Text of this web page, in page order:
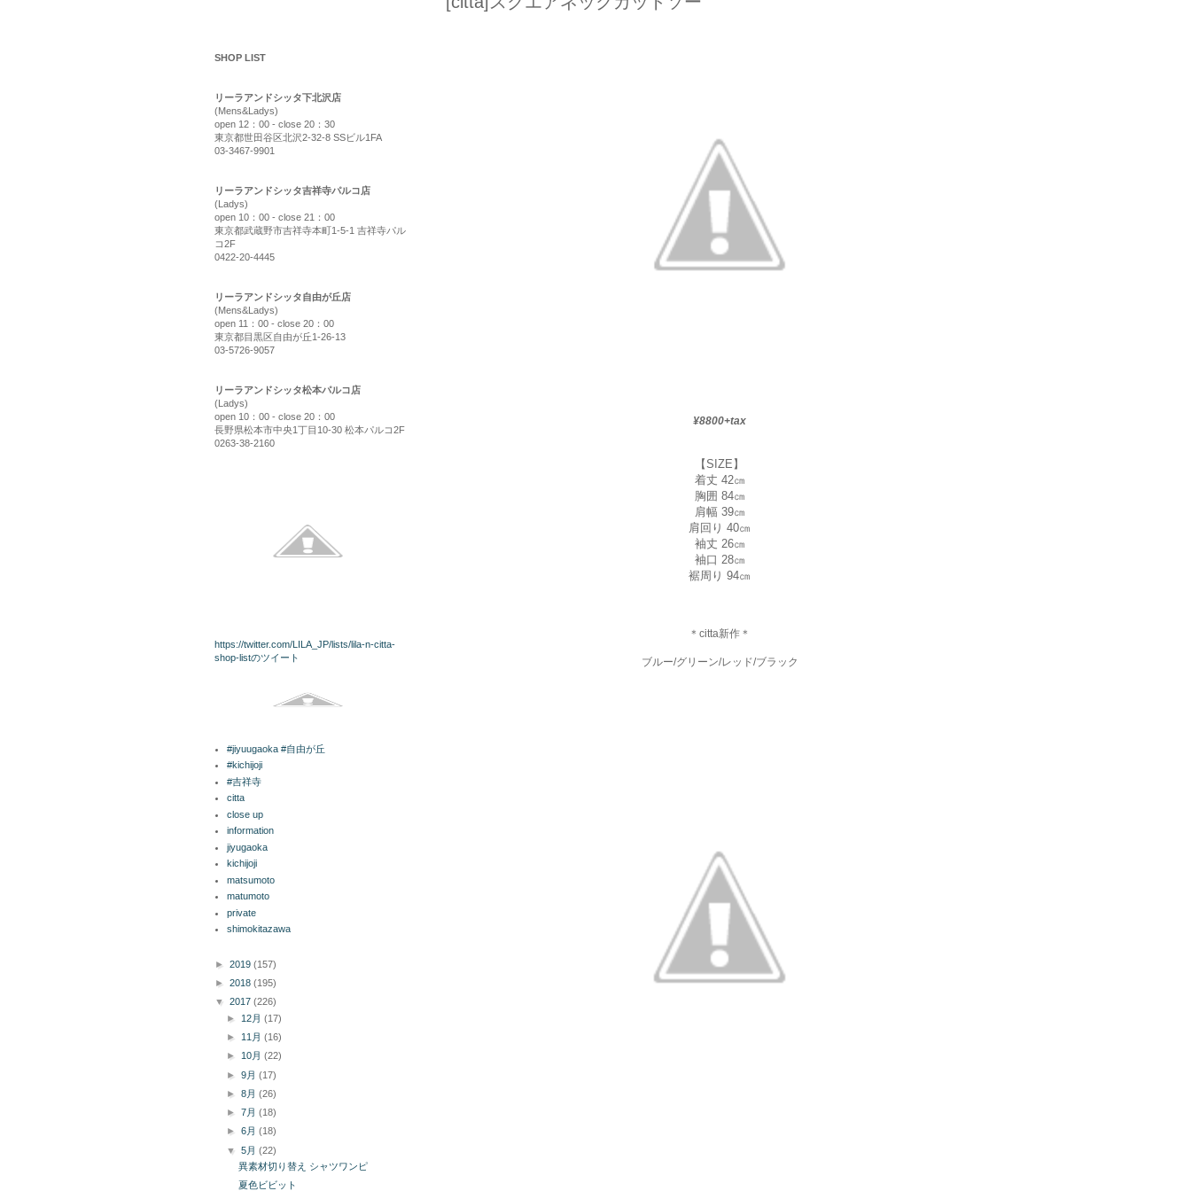
¥8800+tax
【SIZE】
着丈 42㎝
胸囲 84㎝
肩幅 39㎝
肩回り 40㎝
袖丈 26㎝
袖口 28㎝
裾周り 94㎝
＊citta新作＊
ブルー/グリーン/レッド/ブラック
SHOP LIST
リーラアンドシッタ下北沢店
(Mens&Ladys)
open 12：00 - close 20：30
東京都世田谷区北沢2-32-8 SSビル1FA
03-3467-9901
リーラアンドシッタ吉祥寺パルコ店
(Ladys)
open 10：00 - close 21：00
東京都武蔵野市吉祥寺本町1-5-1 吉祥寺パル
コ2F
0422-20-4445
リーラアンドシッタ自由が丘店
(Mens&Ladys)
open 11：00 - close 20：00
東京都目黒区自由が丘1-26-13
03-5726-9057
リーラアンドシッタ松本パルコ店
(Ladys)
open 10：00 - close 20：00
長野県松本市中央1丁目10-30 松本パルコ2F
0263-38-2160
https://twitter.com/LILA_JP/lists/lila-n-citta-
shop-listのツイート
Facebook
#jiyuugaoka #自由が丘
#kichijoji
#吉祥寺
citta
close up
information
jiyugaoka
kichijoji
matsumoto
matumoto
private
shimokitazawa
► 2019 (157)
► 2018 (195)
▼ 2017 (226)
► 12月(17)
► 11月(16)
► 10月(22)
►9月(17)
►8月(26)
►7月(18)
►6月(18)
▼5月(22)
異素材切り替え シャツワンピ
夏色ビビット